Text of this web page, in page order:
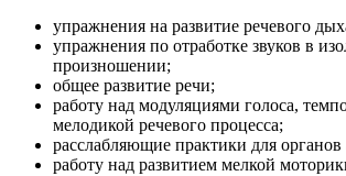
упражнения на развитие речевого
упражнения по отработке звуков в
произношении;
общее развитие речи;
работу над модуляциями голоса,
мелодикой речевого процесса;
расслабляющие практики для органов
работу над развитием мелкой